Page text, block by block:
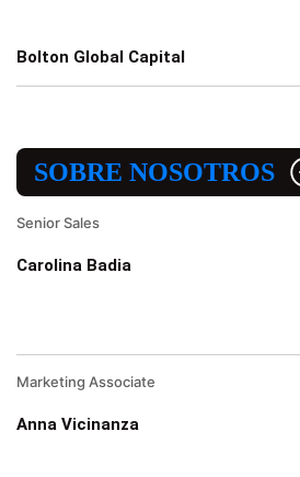
Bolton Global Capital
SOBRE NOSOTROS
Senior Sales
Carolina Badia
Marketing Associate
Anna Vicinanza